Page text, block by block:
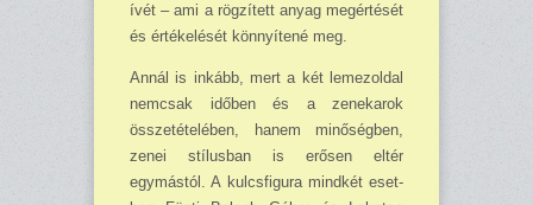
ívét – ami a rögzített anyag meg­értését
és értékelését könnyítené meg.
Annál is inkább, mert a két lemezoldal
nemcsak időben és a zenekarok
összetételében, hanem minő­ségben,
zenei stílusban is erősen eltér
egymástól. A kulcsfigura mindkét eset­